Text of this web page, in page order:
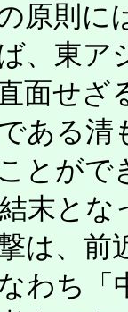
原則に
、東
面せざ
ある
とが
末と
は、前
わち「